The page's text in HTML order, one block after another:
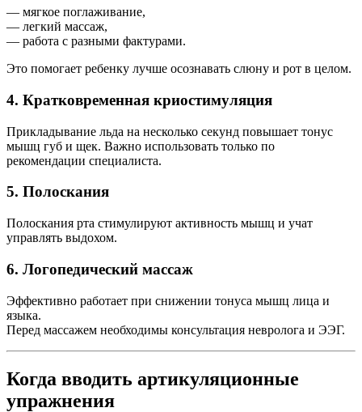
— мягкое поглаживание,
— легкий массаж,
— работа с разными фактурами.
Это помогает ребенку лучше осознавать слюну и рот в целом.
4. Кратковременная криостимуляция
Прикладывание льда на несколько секунд повышает тонус
мышц губ и щек. Важно использовать только по
рекомендации специалиста.
5. Полоскания
Полоскания рта стимулируют активность мышц и учат
управлять выдохом.
6. Логопедический массаж
Эффективно работает при снижении тонуса мышц лица и
языка.
Перед массажем необходимы консультация невролога и ЭЭГ.
Когда вводить артикуляционные
упражнения